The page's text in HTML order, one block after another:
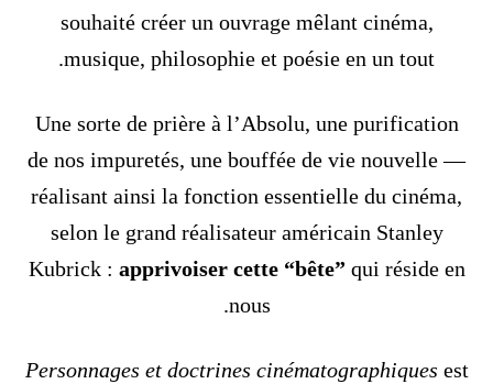
souhaité créer un ouvrage mêlant cinéma,
musique, philosophie et poésie en un tout.
Une sorte de prière à l’Absolu, une purification
de nos impuretés, une bouffée de vie nouvelle —
réalisant ainsi la fonction essentielle du cinéma,
selon le grand réalisateur américain Stanley
Kubrick : apprivoiser cette “bête” qui réside en
nous.
Personnages et doctrines cinématographiques est